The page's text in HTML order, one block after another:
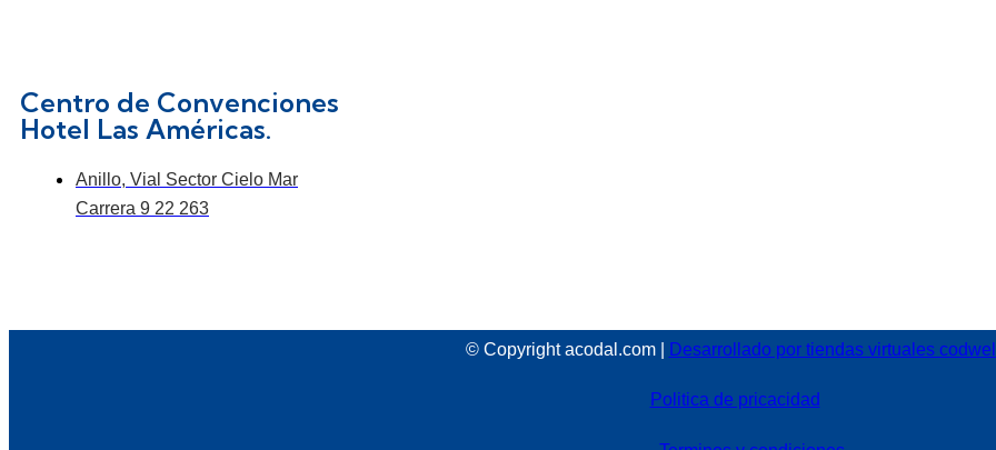
Centro de Convenciones
Hotel Las Américas.
Anillo, Vial Sector Cielo Mar
Carrera 9 22 263
© Copyright acodal.com | Desarrollado por tiendas virtuales
Politica de pricacidad